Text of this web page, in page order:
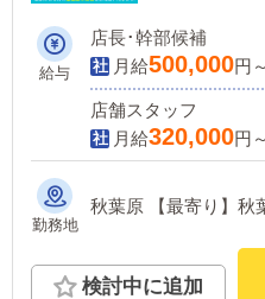
給与
店長･幹部候補
月給500,000円～
店舗スタッフ
月給320,000円～
勤務地
秋葉原 【最寄り】秋
検討中に追加